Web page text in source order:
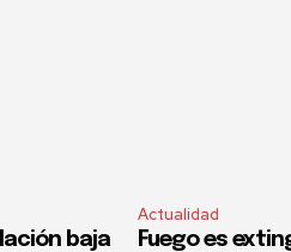
baja
Actualidad
Fuego es